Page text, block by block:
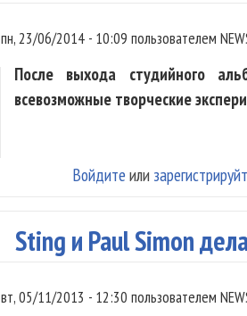
пн, 23/06/2014 - 10:09 пользователем
После выхода студийного
всевозможные творческие
Войдите или
Sting и Paul Simon
вт, 05/11/2013 - 12:30 пользователем